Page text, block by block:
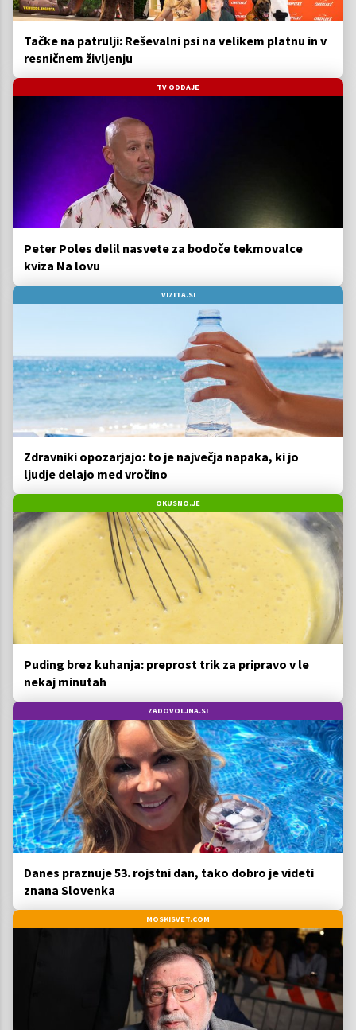
Tačke na patrulji: Reševalni psi na velikem platnu in v
resničnem življenju
TV ODDAJE
Peter Poles delil nasvete za bodoče tekmovalce
kviza Na lovu
VIZITA.SI
Zdravniki opozarjajo: to je največja napaka, ki jo
ljudje delajo med vročino
OKUSNO.JE
Puding brez kuhanja: preprost trik za pripravo v le
nekaj minutah
ZADOVOLJNA.SI
Danes praznuje 53. rojstni dan, tako dobro je videti
znana Slovenka
MOSKISVET.COM